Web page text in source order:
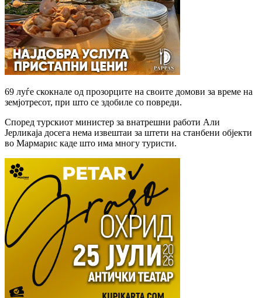
69 луѓе скокнале од прозорците на своите домови за време на
земјотресот, при што се здобиле со повреди.
Според турскиот министер за внатрешни работи Али
Јерликаја досега нема извештаи за штети на станбени објекти
во Мармарис каде што има многу туристи.